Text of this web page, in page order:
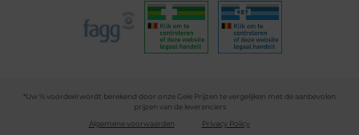
*Uw % voordeel wordt berekend door onze Gele Prijzen te vergelijken met de aanbevolen
prijzen van de leveranciers
Algemene voorwaarden
Privacy Policy